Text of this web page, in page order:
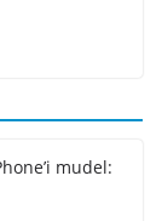
mudel: